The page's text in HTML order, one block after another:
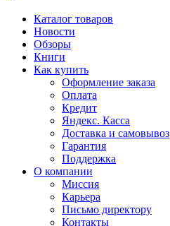
Каталог товаров
Новости
Обзоры
Книги
Как купить
Оформление заказа
Оплата
Кредит
Яндекс. Касса
Доставка и самовывоз
Гарантия
Поддержка
О компании
Миссия
Карьера
Письмо директору
Контакты